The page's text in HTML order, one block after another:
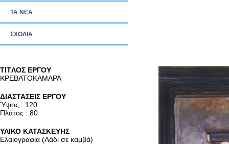
ΤΑ ΝEΑ
ΣΧΟΛΙΑ
TITΛΟΣ ΕΡΓΟΥ
ΚΡΕΒΑΤΟΚΑΜΑΡΑ
ΔΙΑΣΤΑΣΕΙΣ ΕΡΓΟΥ
Ύψος : 120
Πλάτος : 80
ΥΛΙΚΟ ΚΑΤΑΣΚΕΥΗΣ
Ελαιογραφία (Λάδι σε καμβά)